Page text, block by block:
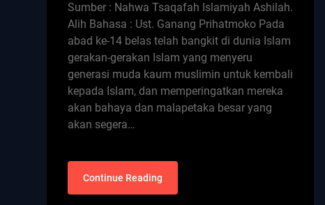
Sumber : Nahwa Tsaqafah Islamiyah Ashilah.
Alih Bahasa : Ust. Ganang Prihatmoko Pada
abad ke-14 belas telah bangkit di dunia Islam
gerakan-gerakan Islam yang menyeru
generasi muda kaum muslimin untuk kembali
kepada Islam, dan memperingatkan mereka
akan bahaya dan malapetaka besar yang
akan segera…
Continue Reading